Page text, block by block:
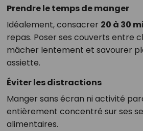
Prendre le temps de manger
Idéalement, consacrer 20 à 30
repas. Poser ses couverts entre
mâcher lentement et savourer
assiette.
Éviter les distractions
Manger sans écran ni activité
entièrement concentré sur ses
alimentaires.